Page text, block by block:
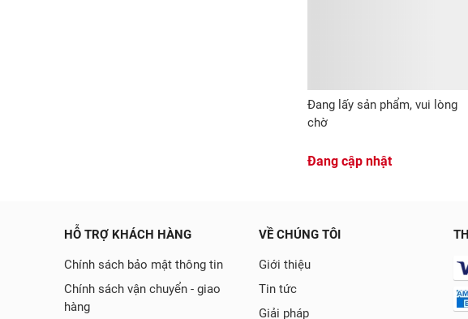
Đang lấy sản phẩm, vui lòng
chờ
Đang cập nhật
HỖ TRỢ KHÁCH HÀNG
Chính sách bảo mật thông tin
Chính sách vận chuyển - giao
hàng
VỀ CHÚNG TÔI
Giới thiệu
Tin tức
Giải pháp